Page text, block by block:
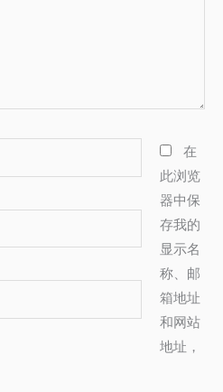
在
此浏览
器中保
存我的
显示名
称、邮
箱地址
和网站
地址，